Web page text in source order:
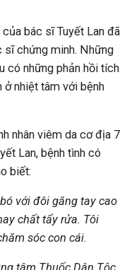
bác sĩ Tuyết Lan đã
sĩ chứng minh. Những
có những phản hồi tích
nhiệt tâm với bệnh
nhân viêm da cơ địa 7
Lan, bệnh tình có
biết:
với đôi găng tay cao
chất tẩy rửa. Tôi
sóc con cái.